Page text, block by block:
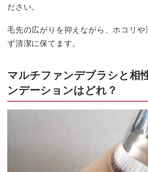
ださい。
毛先の広がりを抑えながら、ホコリや
ず清潔に保てます。
マルチファンデブラシと相
ンデーションはどれ？